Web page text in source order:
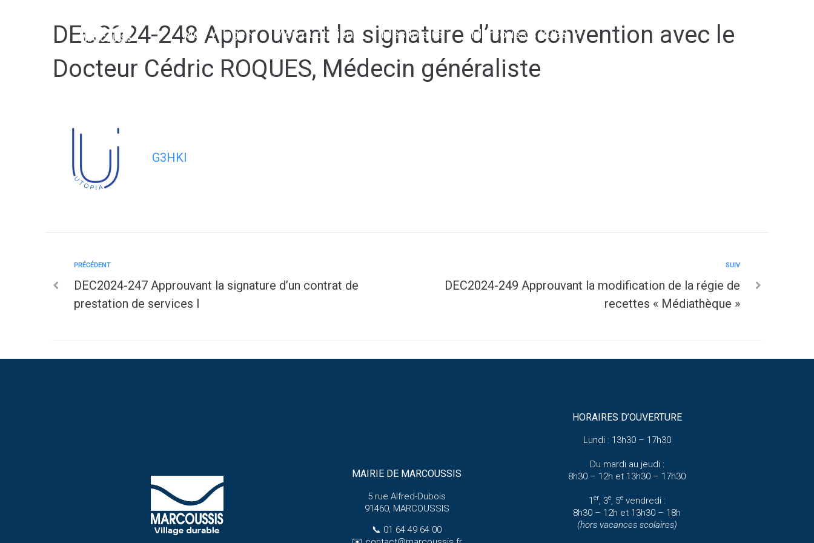
Mon village Mon quotidien Mes loisirs Marcoussis 2038
DEC2024-248 Approuvant la signature d’une convention avec le
Docteur Cédric ROQUES, Médecin généraliste
G3HKI
PRÉCÉDENT
DEC2024-247 Approuvant la signature d’un contrat de
prestation de services l
SUIV
DEC2024-249 Approuvant la modification de la régie de
recettes « Médiathèque »
MAIRIE DE MARCOUSSIS
5 rue Alfred-Dubois
91460, MARCOUSSIS
📞 01 64 49 64 00
HORAIRES D’OUVERTURE
Lundi : 13h30 – 17h30
Du mardi au jeudi :
8h30 – 12h et 13h30 – 17h30
1 er, 3e, 5evendredi :
8h30 – 12h et 13h30 – 18h
(hors vacances scolaires)